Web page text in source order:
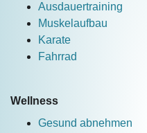
Ausdauertraining
Muskelaufbau
Karate
Fahrrad
Wellness
Gesund abnehmen